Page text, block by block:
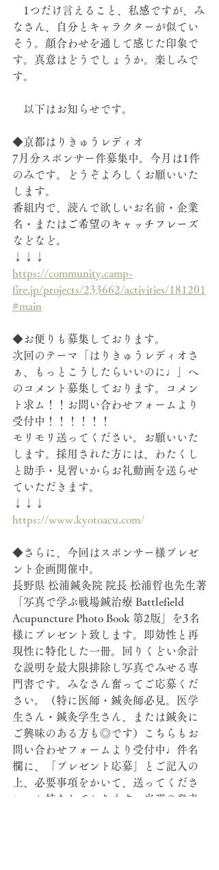
1つだけ言えること、私感ですが、み
なさん、自分とキャラクターが似てい
そう。顔合わせを通して感じた印象で
す。真意はどうでしょうか。楽しみで
す。
以下はお知らせです。
◆京都はりきゅうレディオ
7月分スポンサー件募集中。今月は1件
のみです。どうぞよろしくお願いいた
します。
番組内で、読んで欲しいお名前・企業
名・または ご希望のキャッチフレーズ
などなど。
↓↓↓
https://community.camp-
fire.jp/projects/233662/activities/181201
#main
◆お便りも募集しております。
次回のテーマ「はりきゅうレディオさ
ぁ、もっとこうしたらいいのに♩」へ
のコメント募集しております。コメン
ト求ム！！お問い合わせフォームより
受付中！！！！！！
モリモリ送ってください。お願いいた
します。採用された方には、わたくし
と助手・見習いからお礼動画を送らせ
ていただきます。
↓↓↓
https://www.kyotoacu.com/
◆さらに、今回はスポンサー様プレゼ
ント企画開催中。
長野県 松浦鍼灸院 院長 松浦哲也先生著
「写真で学ぶ戦場鍼治療 Battlefield
Acupuncture Photo Book 第2版」を3名
様にプレゼント致します。即効性と再
現性に特化した一冊。回りくどい余計
な説明を最大限排除し写真でみせる専
門書です。みなさん奮ってご応募くだ
さい。（特に医師・鍼灸師必見。医学
生さん・鍼灸学生さん、または鍼灸に
ご興味のある方も◎です）こちらもお
問い合わせフォームより受付中♩件名
欄に、「プレゼント応募」とご記入の
上、必要事項をかいて、送ってくださ
い。お持ちしております。当選の発表